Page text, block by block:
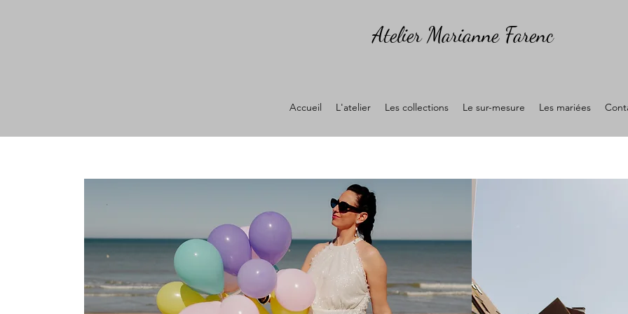
Atelier Marianne Farenc
Accueil L'atelier Les collections Le sur-mesure Les mariées